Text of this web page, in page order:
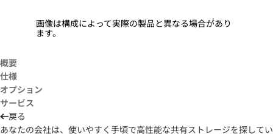
画像は構成によって実際の製品と異なる場合があり
ます。
概要
仕様
オプション
サービス
戻る
あなたの会社は、使いやすく手頃で高性能な共有ストレージを探してい